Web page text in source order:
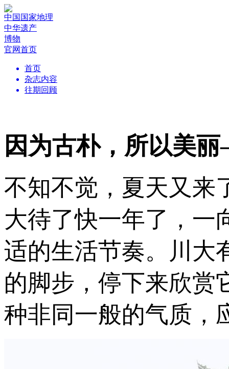
中国国家地理
中华遗产
博物
官网首页
首页
杂志内容
往期回顾
因为古朴，所以美
不知不觉，夏天又来
大待了快一年了，一
适的生活节奏。川大
的脚步，停下来欣赏
种非同一般的气质，